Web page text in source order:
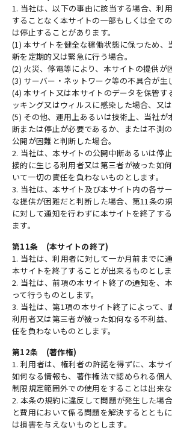
1. 当社は、以下の事由に該当する場合、利
することなく本サイトの一部もしくは全て
は停止することがあります。
(1) 本サイトを健全な稼働状態に保つため、
新を定期的又は緊急に行う場合。
(2) 火災、停電等により、本サイトの提供が
(3) サーバー・ネットワーク等の不具合が生
(4) 本サイト又は本サイトのデータを保管す
ッキング又はウィルスに感染した場合、又
(5) その他、運用上あるいは技術上、当社が
断または停止が必要であるか、または不測
公開が困難と判断した場合。
2. 当社は、本サイトの公開中断あるいは停
接的に生じる利用者又は第三者が被った如
いて一切の責任を負わないものとします。
3. 当社は、本サイト及び本サイト内の各サ
な提供が困難だと判断した場合、第11条の
に対して通知を行わずに本サイトを終了す
ます。
第11条 (本サイトの終了)
1. 当社は、利用者に対して一か月前までに
本サイトを終了することが出来るものとしま
2. 当社は、前項の本サイト終了の通知を、
って行うものとします。
3. 当社は、第1項の本サイト終了によって、
利用者又は第三者が被った如何なる不利益
任を負わないものとします。
第12条 (著作権)
1. 利用者は、権利者の許諾を得ずに、本サ
如何なる情報も、著作権法で認められる個
制限規定範囲外での使用をすることは出来な
2. 本条の規約に違反して問題が発生した場
と費用において係る問題を解決するととも
は損害を与えないものとします。